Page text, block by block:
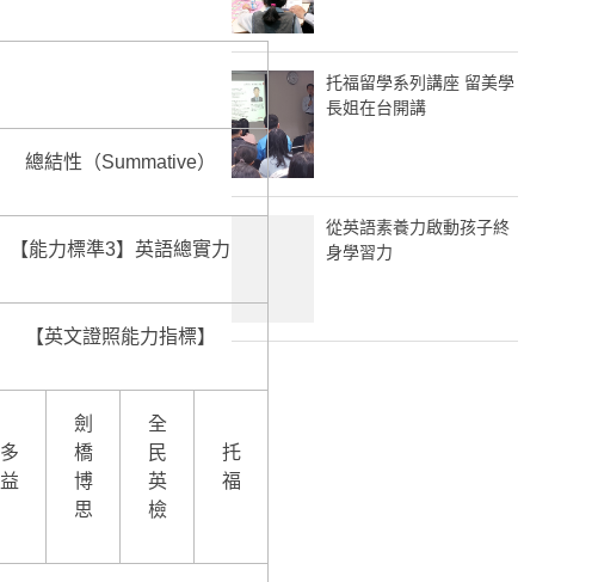
總結性（Summative）
【能力標準3】英語總實力
【英文證照能力指標】
多
益
劍
橋
博
思
全
民
英
檢
托
福
托福留學系列講座 留美學
長姐在台開講
從英語素養力啟動孩子終
身學習力